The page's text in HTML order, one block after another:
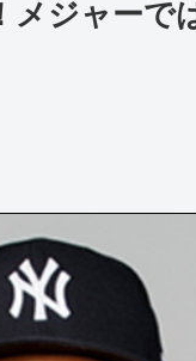
メジャーで